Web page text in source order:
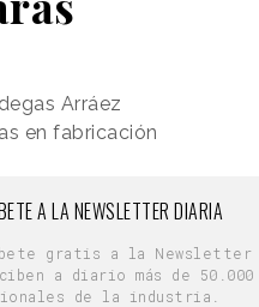
Arráez
en fabricación
A LA NEWSLETTER DIARIA
gratis a la Newsletter
a diario más de 50.000
de la industria.